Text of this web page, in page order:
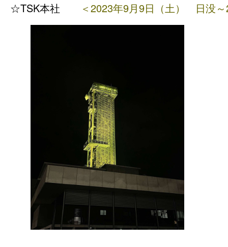
☆TSK本社 ＜2023年9月9日（土） 日没